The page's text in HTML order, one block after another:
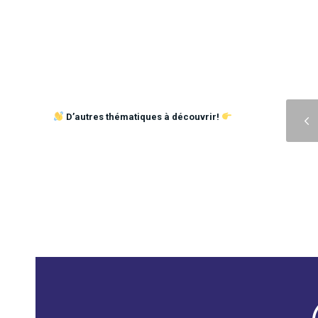
D’autres thématiques à découvrir!
Précédent